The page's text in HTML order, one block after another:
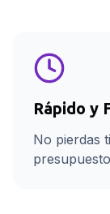
Rápido y
No pierdas